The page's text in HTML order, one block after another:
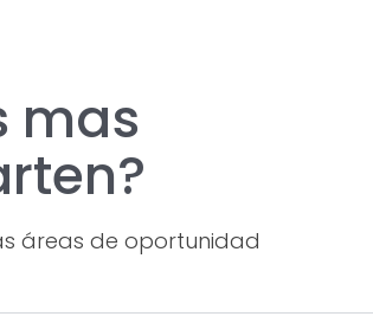
mas
áreas de oportunidad